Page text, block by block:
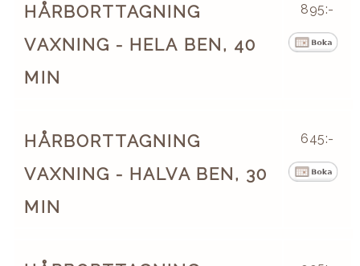
HÅRBORTTAGNING
VAXNING - HELA BEN, 40
MIN
895:-
HÅRBORTTAGNING
VAXNING - HALVA BEN, 30
MIN
645:-